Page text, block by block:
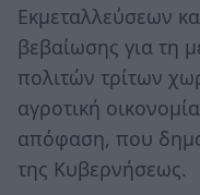
Εκμεταλλεύσεων
βεβαίωσης για τη
πολιτών τρίτων
αγροτική
απόφαση, που
της Κυβερνήσεως.